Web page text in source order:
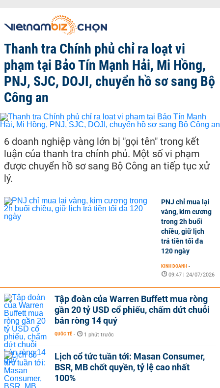
Thanh tra Chính phủ chỉ ra loạt vi
phạm tại Bảo Tín Mạnh Hải, Mi Hồng,
PNJ, SJC, DOJI, chuyển hồ sơ sang Bộ
Công an
6 doanh nghiệp vàng lớn bị "gọi tên" trong kết
luận của thanh tra chính phủ. Một số vi phạm
được chuyển hồ sơ sang Bộ Công an tiếp tục xử
lý.
PNJ chỉ mua lại
vàng, kim cương
trong 2h buổi
chiều, giữ lịch
trả tiền tối đa
120 ngày
KINH DOANH -
09:47 | 24/07/2026
Tập đoàn của Warren Buffett mua ròng
gần 20 tỷ USD cổ phiếu, chấm dứt chuỗi
bán ròng 14 quý
QUỐC TẾ - 1 phút trước
Lịch cổ tức tuần tới: Masan Consumer,
BSR, MB chốt quyền, tỷ lệ cao nhất
100%